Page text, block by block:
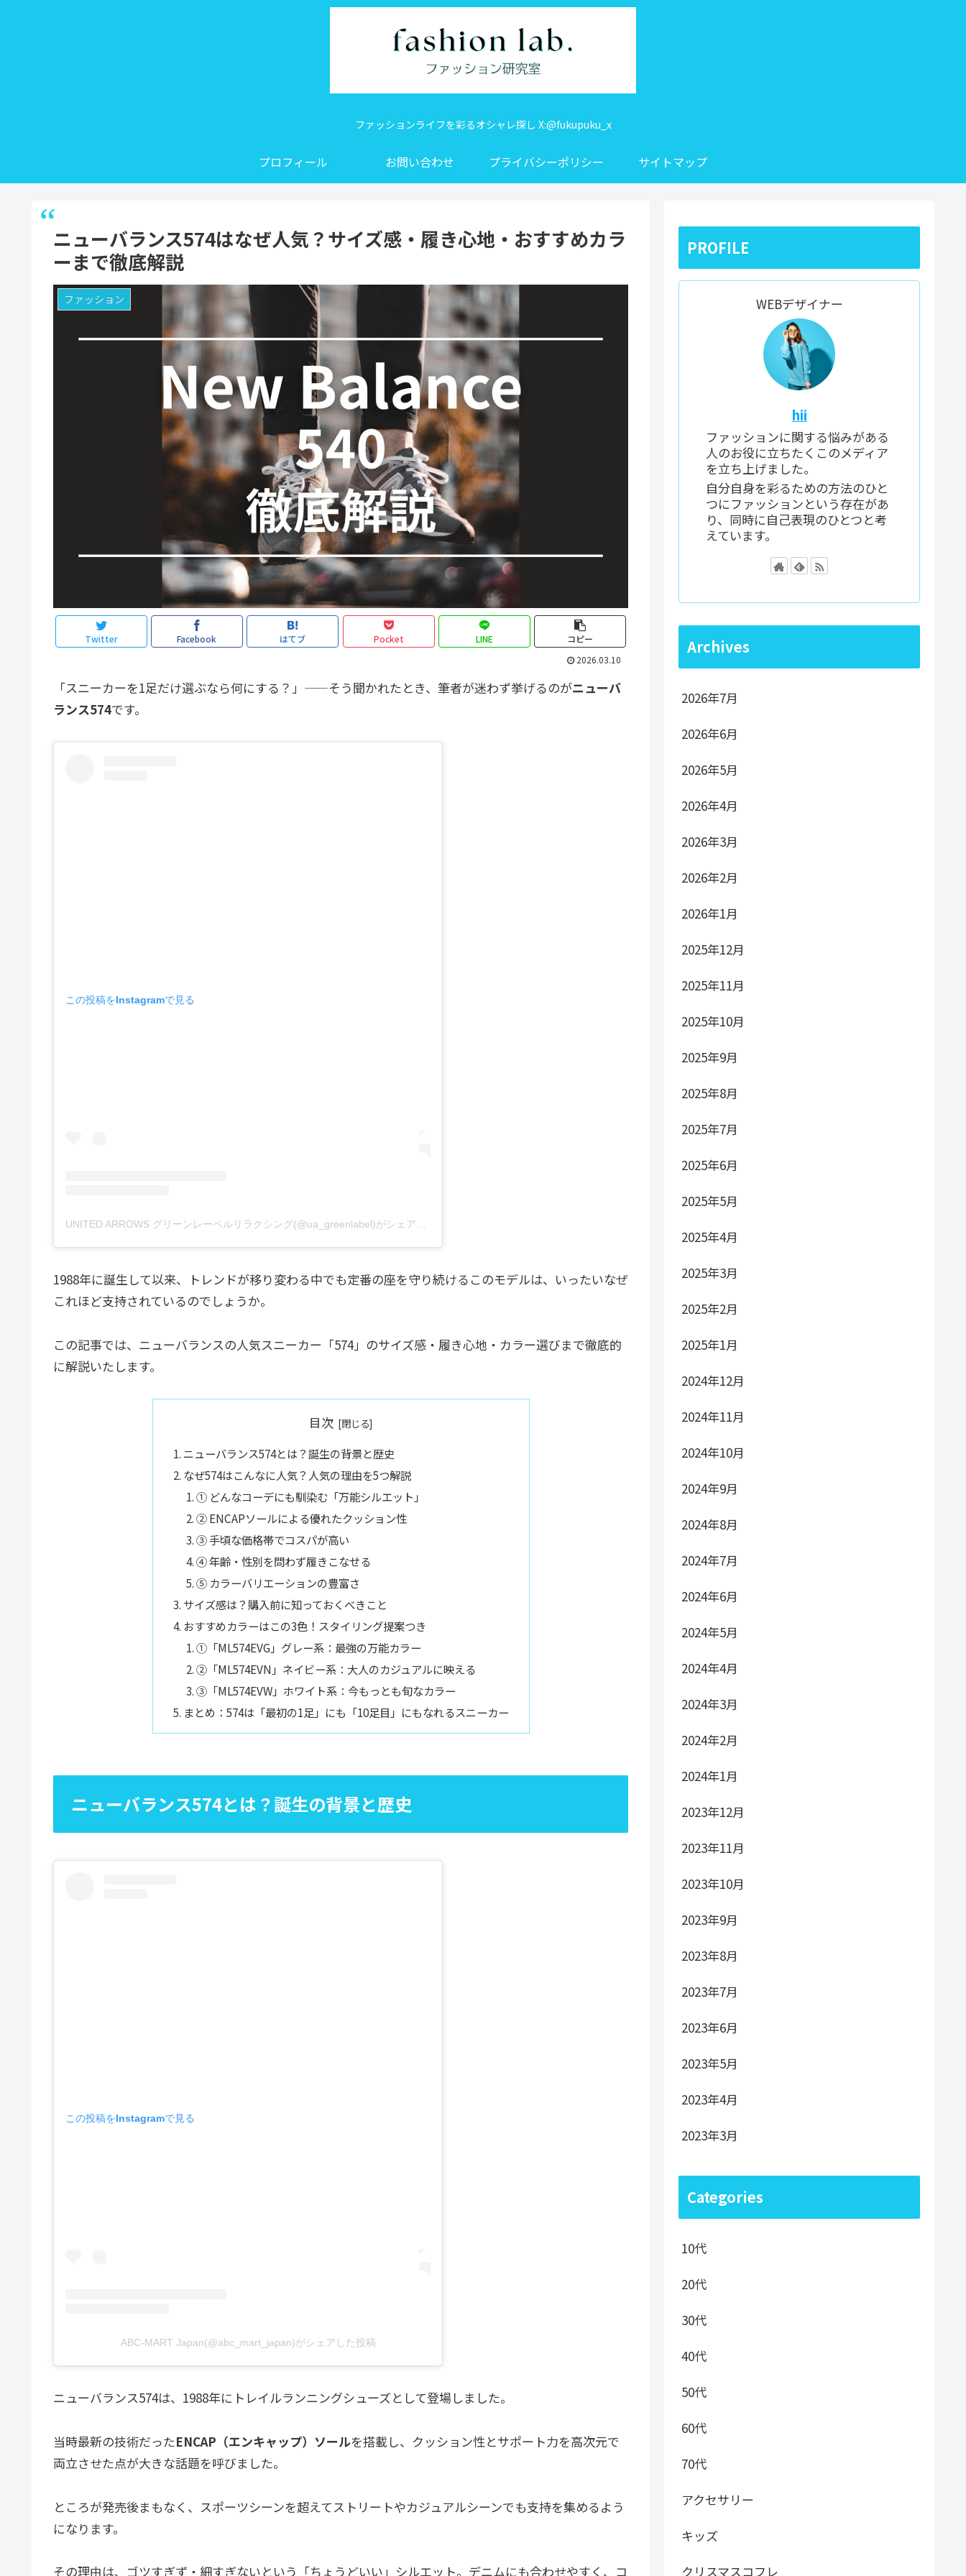
ファッションライフを彩るオシャレ探し X:@fukupuku_x
プロフィール お問い合わせ プライバシーポリシー サイトマップ
ニューバランス574はなぜ人気？サイズ感・履き心地・おすすめカラ
ーまで徹底解説
ファッション
Twitter Facebook はてブ Pocket LINE
コピー
2026.03.10
「スニーカーを1足だけ選ぶなら何にする？」——そう聞かれたとき、筆者が迷わず挙げるのがニューバ
ランス574です。
この投稿をInstagramで見る
1988年に誕生して以来、トレンドが移り変わる中でも定番の座を守り続けるこのモデルは、いったいなぜ
これほど支持されているのでしょうか。
この記事では、ニューバランスの人気スニーカー「574」のサイズ感・履き心地・カラー選びまで徹底的
に解説いたします。
目次
ニューバランス574とは？誕生の背景と歴史
なぜ574はこんなに人気？人気の理由を5つ解説
① どんなコーデにも馴染む「万能シルエット」
② ENCAPソールによる優れたクッション性
③ 手頃な価格帯でコスパが高い
④ 年齢・性別を問わず履きこなせる
⑤ カラーバリエーションの豊富さ
サイズ感は？購入前に知っておくべきこと
おすすめカラーはこの3色！スタイリング提案つき
①「ML574EVG」グレー系：最強の万能カラー
②「ML574EVN」ネイビー系：大人のカジュアルに映える
③「ML574EVW」ホワイト系：今もっとも旬なカラー
まとめ：574は「最初の1足」にも「10足目」にもなれるスニーカー
ニューバランス574とは？誕生の背景と歴史
この投稿をInstagramで見る
ABC-MART Japan(@abc_mart_japan)がシェアした投稿
ニューバランス574は、1988年にトレイルランニングシューズとして登場しました。
当時最新の技術だったENCAP（エンキャップ）ソールを搭載し、クッション性とサポート力を高次元で
両立させた点が大きな話題を呼びました。
ところが発売後まもなく、スポーツシーンを超えてストリートやカジュアルシーンでも支持を集めるよう
になります。
その理由は、ゴツすぎず・細すぎないという「ちょうどいい」シルエット。デニムにも合わせやすく、コ
PROFILE
WEBデザイナー
hii
ファッションに関する悩みがある
人のお役に立ちたくこのメディア
を立ち上げました。
自分自身を彩るための方法のひと
つにファッションという存在があ
り、同時に自己表現のひとつと考
えています。
Archives
2026年7月
2026年6月
2026年5月
2026年4月
2026年3月
2026年2月
2026年1月
2025年12月
2025年11月
2025年10月
2025年9月
2025年8月
2025年7月
2025年6月
2025年5月
2025年4月
2025年3月
2025年2月
2025年1月
2024年12月
2024年11月
2024年10月
2024年9月
2024年8月
2024年7月
2024年6月
2024年5月
2024年4月
2024年3月
2024年2月
2024年1月
2023年12月
2023年11月
2023年10月
2023年9月
2023年8月
2023年7月
2023年6月
2023年5月
2023年4月
2023年3月
Categories
10代
20代
30代
40代
50代
60代
70代
アクセサリー
キッズ
クリスマスコフレ